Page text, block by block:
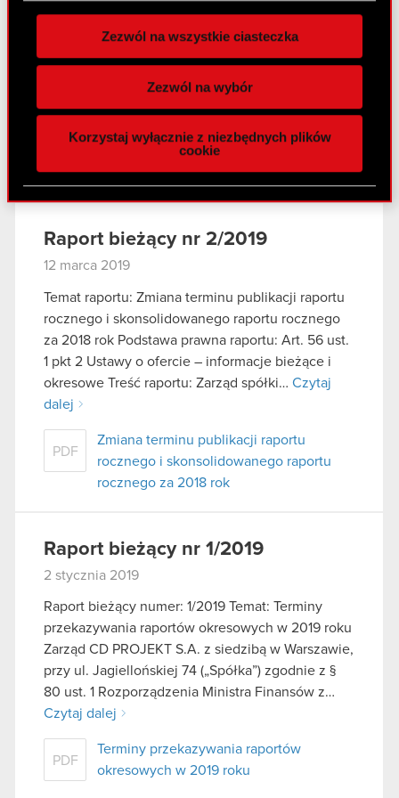
zgodę w dowolnej chwili.
Wykorzystujemy pliki cookie do
funkcje społecznościowe i analizować ruch w
naszej witrynie. Informacje o tym, jak korzystasz
z naszej witryny, udostępniamy partnerom
Partnerzy mogą połączyć te informacje z innymi
danymi otrzymanymi od Ciebie lub uzyskanymi
korzystanie z naszej witryny, zgadasz się na
używanie plików cookie.
Zezwól na wszystkie ciasteczka
Zezwól na wybór
Korzystaj wyłącznie z niezbędnych plików
cookie
Czat z inwestorami
indywidualnymi – 27 marca 2019
27 marca 2019
Czat z inwestorami indywidualnymi - 27
marca 2019 r.
Raport bieżący nr 2/2019
12 marca 2019
Temat raportu: Zmiana terminu publikacji raportu
rocznego i skonsolidowanego raportu rocznego
za 2018 rok Podstawa prawna raportu: Art. 56 ust.
1 pkt 2 Ustawy o ofercie – informacje bieżące i
okresowe Treść raportu: Zarząd spółki… Czytaj
dalej
PDF
Zmiana terminu publikacji raportu
rocznego i skonsolidowanego raportu
rocznego za 2018 rok
Raport bieżący nr 1/2019
2 stycznia 2019
Raport bieżący numer: 1/2019 Temat: Terminy
przekazywania raportów okresowych w 2019 roku
Zarząd CD PROJEKT S.A. z siedzibą w Warszawie,
przy ul. Jagiellońskiej 74 („Spółka”) zgodnie z §
80 ust. 1 Rozporządzenia Ministra Finansów z…
Czytaj dalej
PDF
Terminy przekazywania raportów
okresowych w 2019 roku